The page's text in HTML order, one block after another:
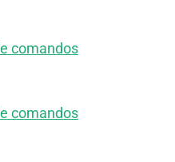
comandos
comandos